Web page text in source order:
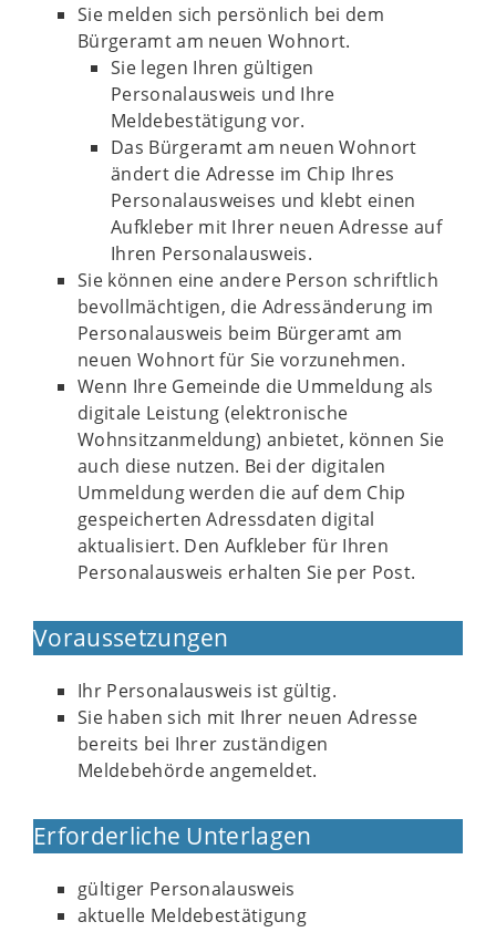
Sie melden sich persönlich bei dem
Bürgeramt am neuen Wohnort.
Sie legen Ihren gültigen
Personalausweis und Ihre
Meldebestätigung vor.
Das Bürgeramt am neuen Wohnort
ändert die Adresse im Chip Ihres
Personalausweises und klebt einen
Aufkleber mit Ihrer neuen Adresse auf
Ihren Personalausweis.
Sie können eine andere Person schriftlich
bevollmächtigen, die Adressänderung im
Personalausweis beim Bürgeramt am
neuen Wohnort für Sie vorzunehmen.
Wenn Ihre Gemeinde die Ummeldung als
digitale Leistung (elektronische
Wohnsitzanmeldung) anbietet, können Sie
auch diese nutzen. Bei der digitalen
Ummeldung werden die auf dem Chip
gespeicherten Adressdaten digital
aktualisiert. Den Aufkleber für Ihren
Personalausweis erhalten Sie per Post.
Voraussetzungen
Ihr Personalausweis ist gültig.
Sie haben sich mit Ihrer neuen Adresse
bereits bei Ihrer zuständigen
Meldebehörde angemeldet.
Erforderliche Unterlagen
gültiger Personalausweis
aktuelle Meldebestätigung